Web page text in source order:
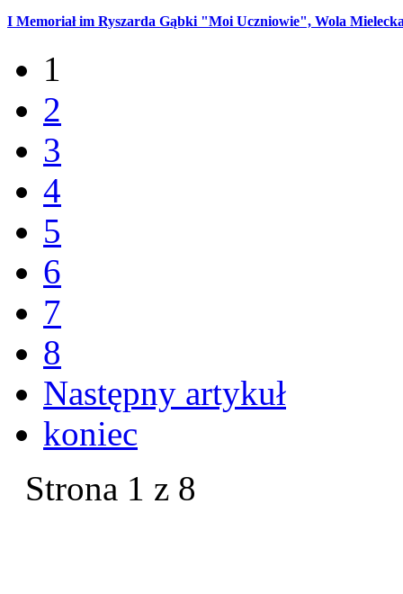
I Memoriał im Ryszarda Gąbki "Moi Uczniowie", Wola
1
2
3
4
5
6
7
8
Następny artykuł
koniec
Strona 1 z 8